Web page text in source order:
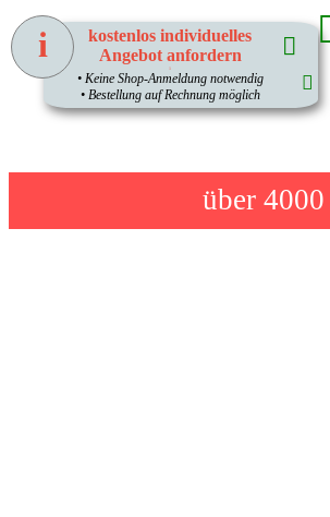
über 4000
kostenlos individuelles
Angebot anfordern
1
• Keine Shop-Anmeldung notwendig
• Bestellung auf Rechnung möglich
i